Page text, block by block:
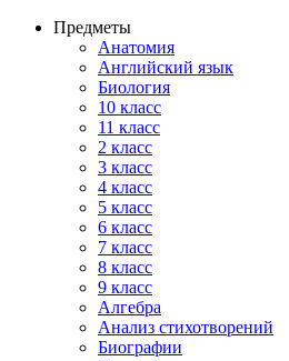
Предметы
Анатомия
Английский язык
Биология
10 класс
11 класс
2 класс
3 класс
4 класс
5 класс
6 класс
7 класс
8 класс
9 класс
Алгебра
Анализ стихотворений
Биографии